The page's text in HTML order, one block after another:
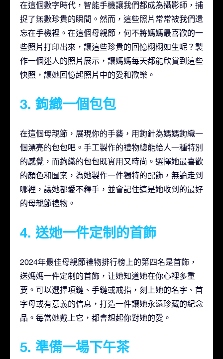
在這個數字時代，智能手機讓我們都成為攝影師，捕
捉了無數珍貴的瞬間。然而，這些照片常常被我們遗
忘在手機裡。在這個母親節，何不將媽媽最喜歡的一
些照片打印出來，讓這些珍貴的回憶栩栩如生呢？製
作一個迷人的照片展示，讓媽媽每天都能欣賞到這些
快照，讓她回憶起照片中的愛和歡樂。
3. 鉤織一個包包
在這個母親節，展現你的手藝，用鉤針為媽媽鉤織一
個漂亮的包包吧。手工製作的禮物總能給人一種特別
的感覺，而鉤織的包包既實用又時尚。選擇她最喜歡
的顏色和圖案，為她製作一件獨特的配飾，無論走到
哪裡，讓她都愛不釋手，並會記住這是她收到的最好
的母親節禮物。
4. 送她一件定制的首飾
2024年最佳母親節禮物排行榜上的第四名是首飾，
送媽媽一件定制的首飾，让她知道她在你心裡多重
要。可以選擇項鏈、手鏈或戒指，刻上她的名字、首
字母或有意義的信息，打造一件讓她永遠珍藏的紀念
品。每當她戴上它，都會想起你對她的愛。
5. 準備一場下午茶